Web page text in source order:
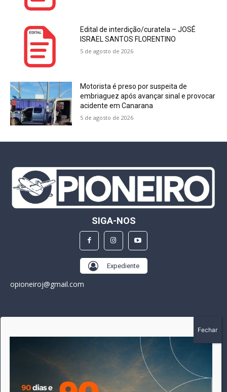
Edital de interdição/curatela – JOSÉ
ISRAEL SANTOS FLORENTINO
5 de agosto de 2026
Motorista é preso por suspeita de
embriaguez após avançar sinal e provocar
acidente em Canarana
5 de agosto de 2026
SIGA-NOS
Expediente
opioneiroj@gmail.com
A história do Pioneiro inicia em fevereiro de 2005 em
Canarana - MT, na época, como um jornal impresso semanal,
que chegou a possuir mil assinantes. Durante 15 anos, foram
publicadas 691 edições que narraram os acontecimentos
políticos, policiais e cotidianos de Canarana e região. Fiel a sua